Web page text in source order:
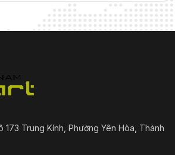
173 Trung Kính, Phường Yên Hòa, Thành